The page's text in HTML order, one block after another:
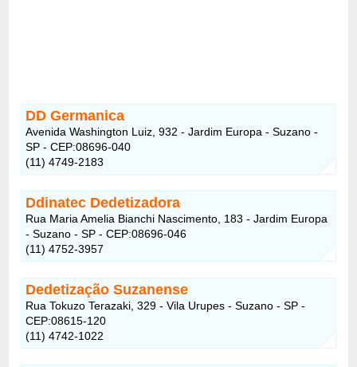
DD Germanica
Avenida Washington Luiz, 932 - Jardim Europa - Suzano -
SP - CEP:08696-040
(11) 4749-2183
Ddinatec Dedetizadora
Rua Maria Amelia Bianchi Nascimento, 183 - Jardim Europa
- Suzano - SP - CEP:08696-046
(11) 4752-3957
Dedetização Suzanense
Rua Tokuzo Terazaki, 329 - Vila Urupes - Suzano - SP -
CEP:08615-120
(11) 4742-1022